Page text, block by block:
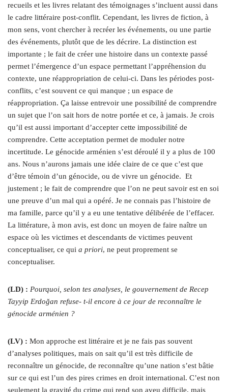
recueils et les livres relatant des témoignages s’incluent aussi dans
le cadre littéraire post-conflit. Cependant, les livres de fiction, à
mon sens, vont chercher à recréer les événements, ou une partie
des événements, plutôt que de les décrire. La distinction est
importante ; le fait de créer une histoire dans un contexte passé
permet l’émergence d’un espace permettant l’appréhension du
contexte, une réappropriation de celui-ci. Dans les périodes post-
conflits, c’est souvent ce qui manque ; un espace de
réappropriation. Ça laisse entrevoir une possibilité de comprendre
un sujet que l’on sait hors de notre portée et ce, à jamais. Je crois
qu’il est aussi important d’accepter cette impossibilité de
comprendre. Cette acceptation permet de moduler notre
incertitude. Le génocide arménien s’est déroulé il y a plus de 100
ans. Nous n’aurons jamais une idée claire de ce que c’est que
d’être témoin d’un génocide, ou de vivre un génocide. Et
justement ; le fait de comprendre que l’on ne peut savoir est en soi
une preuve d’un mal qui a opéré. Je ne connais pas l’histoire de
ma famille, parce qu’il y a eu une tentative délibérée de l’effacer.
La littérature, à mon avis, est donc un moyen de faire naître un
espace où les victimes et descendants de victimes peuvent
conceptualiser, ce qui a priori, ne peut proprement se
conceptualiser.
(LD) : Pourquoi, selon tes analyses, le gouvernement de Recep
Tayyip Erdoğan refuse- t‑il encore à ce jour de reconnaître le
génocide arménien ?
(LV) : Mon approche est littéraire et je ne fais pas souvent
d’analyses politiques, mais on sait qu’il est très difficile de
reconnaître un génocide, de reconnaître qu’une nation s’est bâtie
sur ce qui est l’un des pires crimes en droit international. C’est non
seulement la gravité du crime qui rend son aveu difficile, mais